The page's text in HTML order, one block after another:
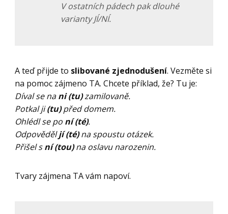
V ostatních pádech pak dlouhé
varianty JÍ/NÍ.
A teď přijde to slibované zjednodušení. Vezměte si
na pomoc zájmeno TA. Chcete příklad, že? Tu je:
Díval se nani (tu)zamilovaně.
Potkal ji(tu)před domem.
Ohlédl se po ní (té).
Odpověděljí (té)na spoustu otázek.
Přišel sní (tou)na oslavu narozenin.
Tvary zájmena TA vám napoví.